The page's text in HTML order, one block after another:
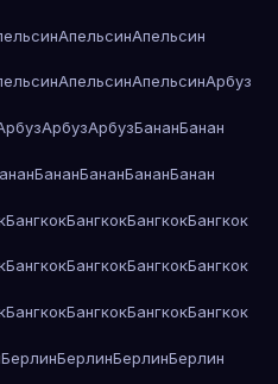
АпельсинАпельсин
АпельсинАпельсинАрбуз
АрбузАрбузБананБанан
БананБананБананБанан
БангкокБангкокБангкокБангкок
БангкокБангкокБангкокБангкок
БангкокБангкокБангкокБангкок
БерлинБерлинБерлинБерлин